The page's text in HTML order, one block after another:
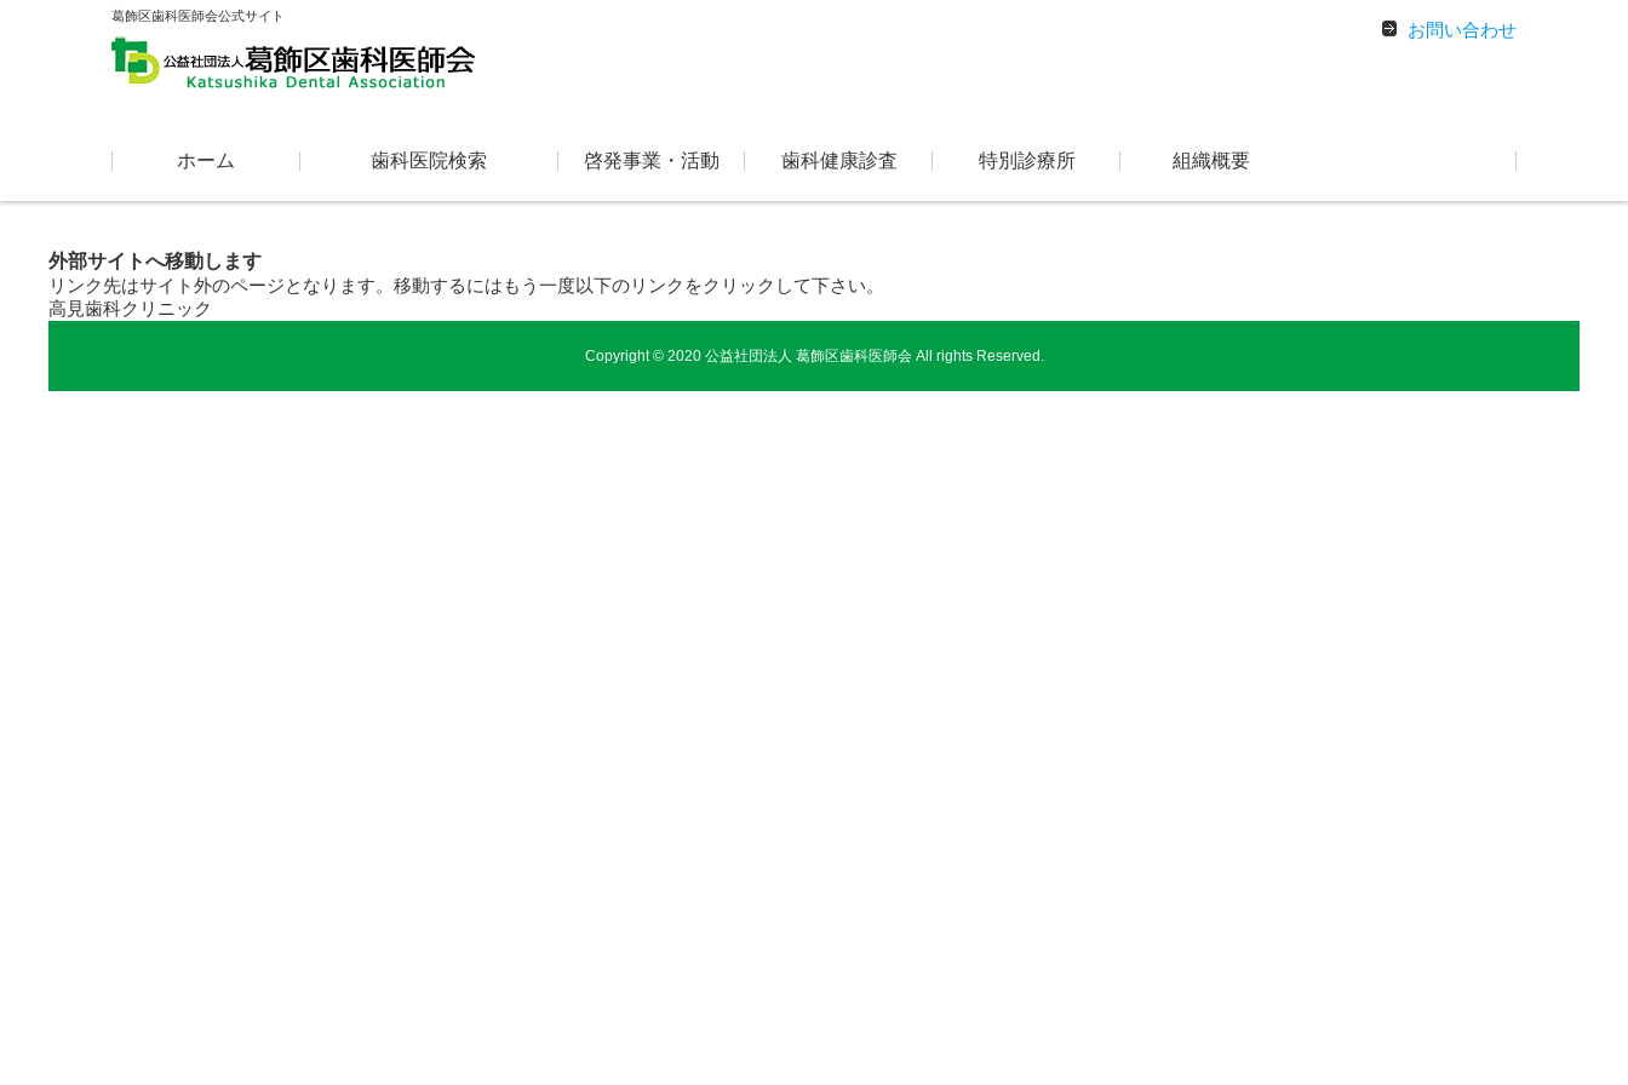
葛飾区歯科医師会公式サイト
お問い合わせ
ホーム
歯科医院検索 啓発事業・活動 歯科健康診査 特別診療所 組織概要
外部サイトへ移動します
リンク先はサイト外のページとなります。移動するにはもう一度以下のリンクをクリックして下さい。
高見歯科クリニック
Copyright © 2020 公益社団法人 葛飾区歯科医師会 All rights Reserved.